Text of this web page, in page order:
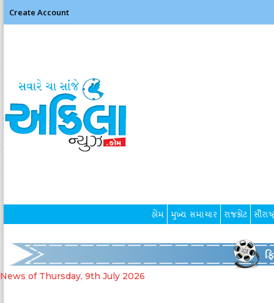
Create Account
હોમ મુખ્ય સમાચાર રાજકોટ
News of Thursday, 9th July 2026